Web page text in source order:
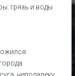
грязь и воды
неподалеку